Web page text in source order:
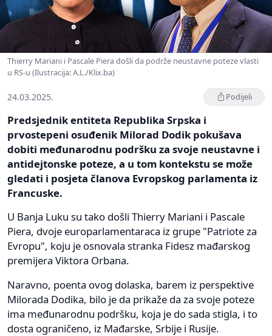
Thierry Mariani i Pascale Piera došli da podrže neustavne poteze vlasti
u RS-u (Ilustracija: A.L./Klix.ba)
24.03.2025. Podijeli
Predsjednik entiteta Republika Srpska i
prvostepeni osuđenik Milorad Dodik pokušava
dobiti međunarodnu podršku za svoje neustavne i
antidejtonske poteze, a u tom kontekstu se može
gledati i posjeta članova Evropskog parlamenta iz
Francuske.
U Banja Luku su tako došli Thierry Mariani i Pascale
Piera, dvoje europarlamentaraca iz grupe "Patriote za
Evropu", koju je osnovala stranka Fidesz mađarskog
premijera Viktora Orbana.
Naravno, poenta ovog dolaska, barem iz perspektive
Milorada Dodika, bilo je da prikaže da za svoje poteze
ima međunarodnu podršku, koja je do sada stigla, i to
dosta ograničeno, iz Mađarske, Srbije i Rusije.